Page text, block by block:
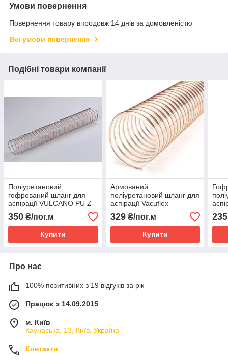
Умови повернення
Повернення товару впродовж 14 днів за домовленістю
Всі умови повернення
Подібні товари компанії
Поліуретановий
гофрований шланг для
аспірації VULCANO PU Z
IPL 0,9 мм (Italy) 51-
450мм
350 ₴/пог.м
Купити
Армований
поліуретановий шланг для
аспірації Vacuflex
STRONG PU 900
329₴/пог.м
Купити
235
Про нас
100% позитивних з 19 відгуків за рік
Працює з 14.09.2015
м. Київ
Каунаська, 13, Київ, Україна
Контакти